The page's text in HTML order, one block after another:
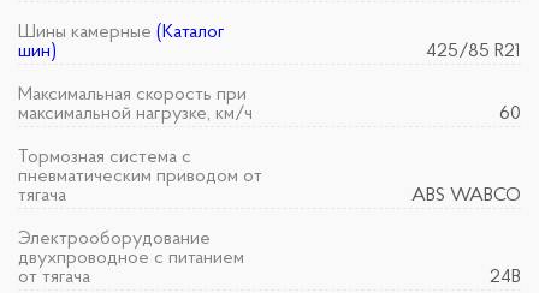
Шины камерные (Каталог
шин)
425/85 R21
Максимальная скорость при
максимальной нагрузке, км/ч
60
Тормозная система с
пневматическим приводом от
тягача
ABS WABCO
Электрооборудование
двухпроводное с питанием
от тягача
24В